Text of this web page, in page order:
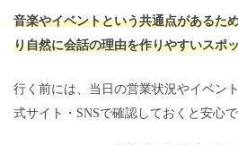
音楽やイベントという共通点があるた
り自然に会話の理由を作りやすいスポ
行く前には、当日の営業状況やイベン
式サイト・SNSで確認しておくと安心で